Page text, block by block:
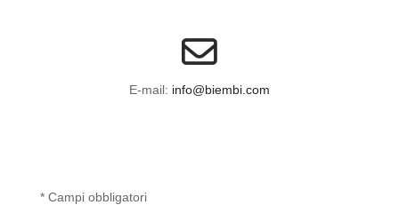
E-mail: info@biembi.com
* Campi obbligatori